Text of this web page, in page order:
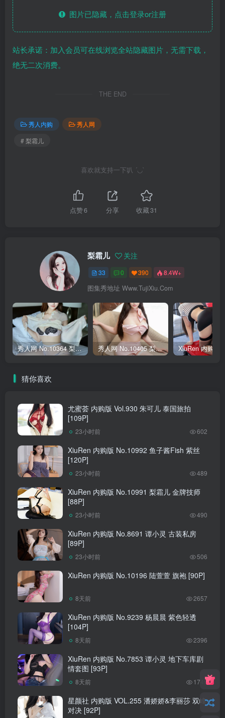
图片已隐藏，点击登录or注册
站长承诺：加入会员可在线浏览全站隐藏图片，无需下载，
绝无二次消费。
THE END
秀人内购
秀人网
# 梨霜儿
喜欢就支持一下叭 ´◡`
点赞6 分享 收藏31
梨霜儿 关注
33 0 390 8.4W+
图集秀地址 Www.TujiXiu.Com
秀人网 No.10364 梨霜儿 [80P] 秀人网 No.10405 梨霜儿 [79P]
猜你喜欢
尤蜜荟 内购版 Vol.930 朱可儿 泰国旅拍
[109P]
23小时前 602
XiuRen 内购版 No.10992 鱼子酱Fish 紫丝
[120P]
23小时前 489
XiuRen 内购版 No.10991 梨霜儿 金牌技师
[88P]
23小时前 490
XiuRen 内购版 No.8691 谭小灵 古装私房
[89P]
23小时前 506
XiuRen 内购版 No.10196 陆萱萱 旗袍 [90P]
8天前 2657
XiuRen 内购版 No.9239 杨晨晨 紫色轻透
[104P]
8天前 2396
XiuRen 内购版 No.7853 谭小灵 地下车库剧
情套图 [93P]
8天前 1749
星颜社 内购版 VOL.255 潘娇娇&李丽莎 双峰
对决 [92P]